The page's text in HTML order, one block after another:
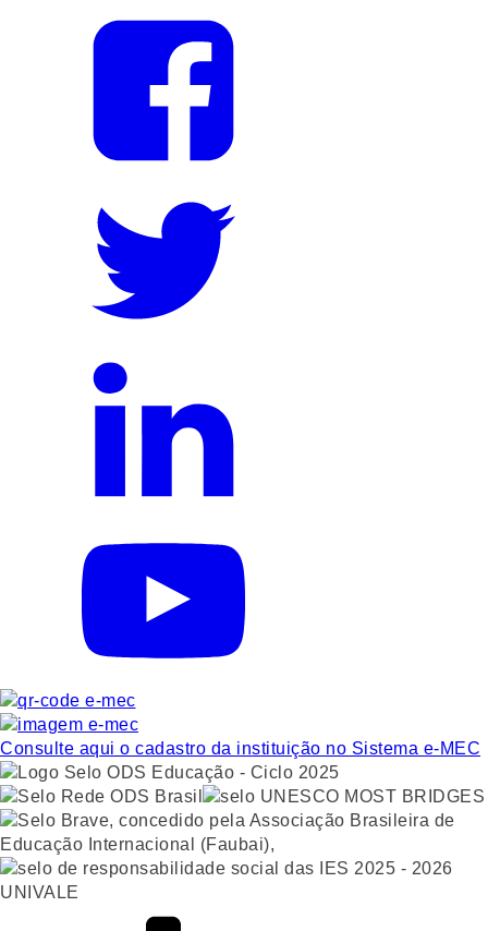
Consulte aqui o cadastro da instituição no Sistema e-MEC
UNIVALE